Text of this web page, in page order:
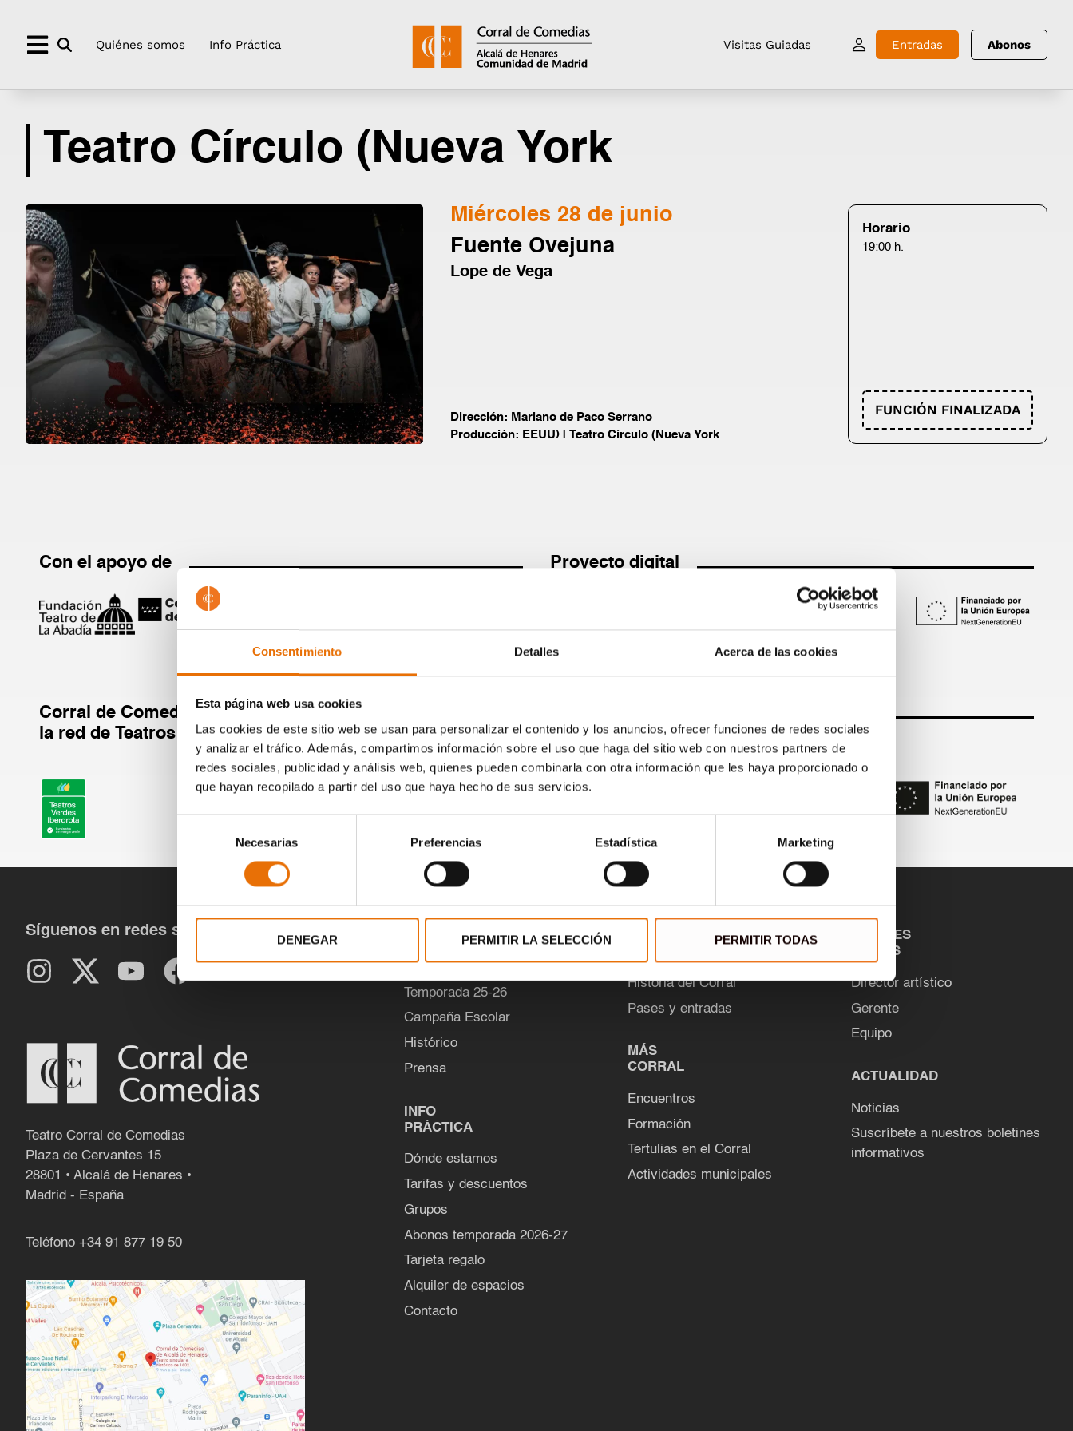
Consentimiento Detalles Acerca de las cookies
Esta página web usa cookies
Las cookies de este sitio web se usan para personalizar el contenido y los anuncios, ofrecer funciones de redes sociales
y analizar el tráfico. Además, compartimos información sobre el uso que haga del sitio web con nuestros partners de
redes sociales, publicidad y análisis web, quienes pueden combinarla con otra información que les haya proporcionado o
que hayan recopilado a partir del uso que haya hecho de sus servicios.
consentimiento
Necesarias Preferencias Estadística Marketing
DENEGAR PERMITIR LA SELECCIÓN PERMITIR TODAS
contenido
Quiénes somos Info Práctica Visitas Guiadas Entradas Abonos
Teatro Círculo (Nueva York
Miércoles 28 de junio
Fuente Ovejuna
Lope de Vega
Dirección: Mariano de Paco Serrano
Producción: EEUU) Teatro Círculo (Nueva York
Horario
19:00 h.
FUNCIÓN FINALIZADA
Con el apoyo de Proyecto digital
Corral de Comedias de Alcalá forma parte de
la red de Teatros Verdes de Iberdrola.
infraestructura financiado por:
Síguenos en redes sociales
Teatro Corral de Comedias
Plaza de Cervantes 15
28801 • Alcalá de Henares •
Madrid - España
Teléfono +34 91 877 19 50
PROGRAMACIÓN
Temporada 26-27
Temporada 25-26
Campaña Escolar
Histórico
Prensa
INFO
PRÁCTICA
Dónde estamos
Tarifas y descuentos
Grupos
Abonos temporada 2026-27
Tarjeta regalo
Alquiler de espacios
Contacto
Historia del Corral
Pases y entradas
MÁS
CORRAL
Encuentros
Formación
Tertulias en el Corral
Actividades municipales
QUIÉNES
SOMOS
Director artístico
Gerente
Equipo
ACTUALIDAD
Noticias
Suscríbete a nuestros boletines
informativos